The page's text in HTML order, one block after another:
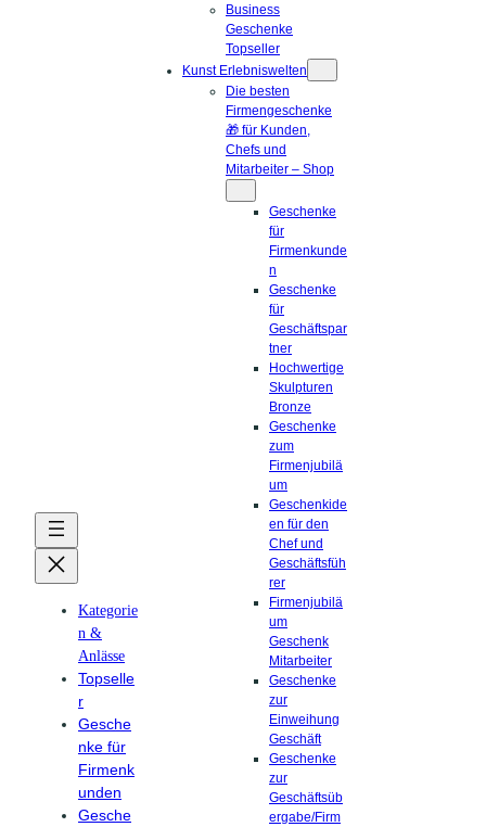
Kategorie
n &
Anlässe
Topselle
r
Gesche
nke für
Firmenk
unden
Gesche
Business
Geschenke
Topseller
Kunst Erlebniswelten
Die besten
Firmengeschenke
🎁 für Kunden,
Chefs und
Mitarbeiter – Shop
Geschenke
für
Firmenkunde
n
Geschenke
für
Geschäftspar
tner
Hochwertige
Skulpturen
Bronze
Geschenke
zum
Firmenjubilä
um
Geschenkide
en für den
Chef und
Geschäftsfüh
rer
Firmenjubilä
um
Geschenk
Mitarbeiter
Geschenke
zur
Einweihung
Geschäft
Geschenke
zur
Geschäftsüb
ergabe/Firm